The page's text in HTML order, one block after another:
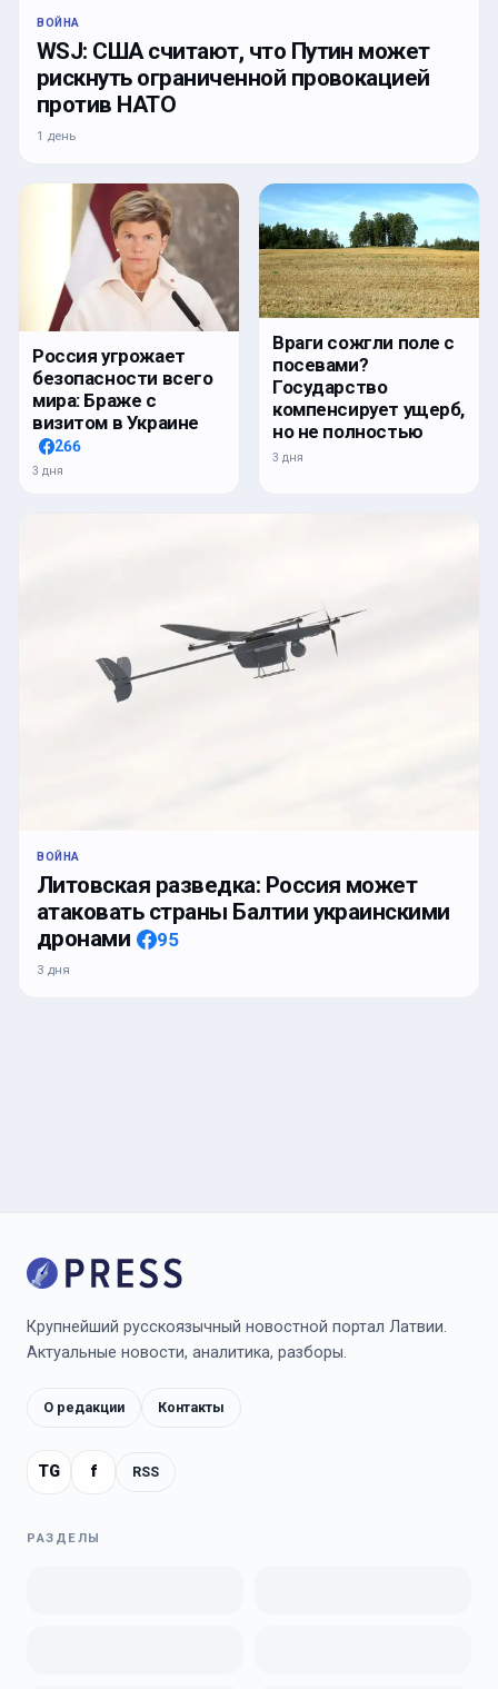
ВОЙНА
WSJ: США считают, что Путин может
рискнуть ограниченной провокацией
против НАТО
1 день
Россия угрожает
безопасности всего
мира: Браже с
визитом в Украине
266
3 дня
Враги сожгли поле с
посевами?
Государство
компенсирует ущерб,
но не полностью
3 дня
ВОЙНА
Литовская разведка: Россия может
атаковать страны Балтии украинскими
дронами
95
3 дня
Крупнейший русскоязычный новостной портал Латвии.
Актуальные новости, аналитика, разборы.
О редакции Контакты
TG f RSS
РАЗДЕЛЫ